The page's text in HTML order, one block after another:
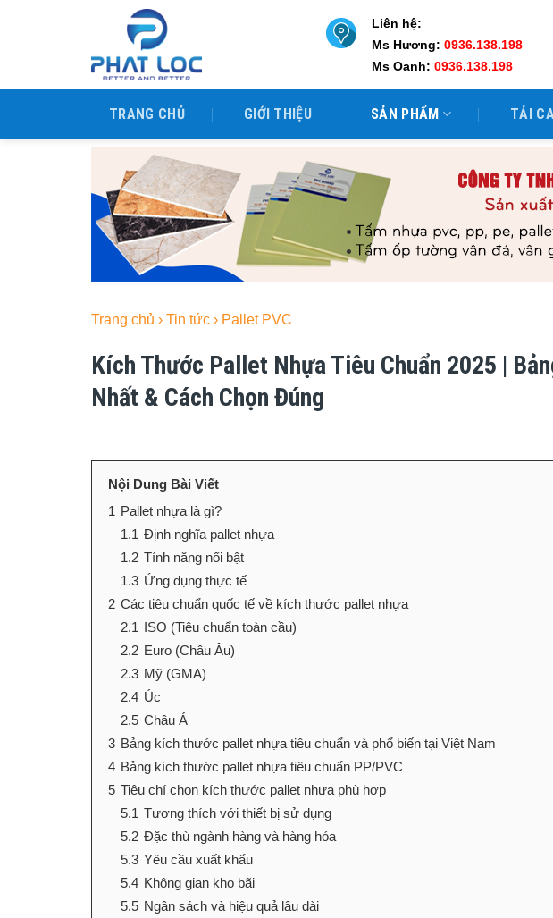
Liên hệ:
Ms Hương: 0936.138.198
Ms Oanh: 0936.138.198
TRANG CHỦ GIỚI THIỆU SẢN PHẨM TẢI
Trang chủ › Tin tức › Pallet PVC
Kích Thước Pallet Nhựa Tiêu Chuẩn 2025 |
Nhất & Cách Chọn Đúng
Nội Dung Bài Viết
1 Pallet nhựa là gì?
1.1 Định nghĩa pallet nhựa
1.2 Tính năng nổi bật
1.3 Ứng dụng thực tế
2 Các tiêu chuẩn quốc tế về kích thước pallet nhựa
2.1 ISO (Tiêu chuẩn toàn cầu)
2.2 Euro (Châu Âu)
2.3 Mỹ (GMA)
2.4 Úc
2.5 Châu Á
3 Bảng kích thước pallet nhựa tiêu chuẩn và phổ biến tại Việt Nam
4 Bảng kích thước pallet nhựa tiêu chuẩn PP/PVC
5 Tiêu chí chọn kích thước pallet nhựa phù hợp
5.1 Tương thích với thiết bị sử dụng
5.2 Đặc thù ngành hàng và hàng hóa
5.3 Yêu cầu xuất khẩu
5.4 Không gian kho bãi
5.5 Ngân sách và hiệu quả lâu dài